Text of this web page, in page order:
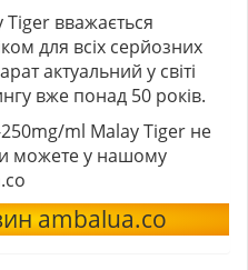
вважається
для всіх серйозних
актуальний у світі
вже понад 50 років.
250mg/ml Malay Tiger не
можете у нашому
ambalua.co